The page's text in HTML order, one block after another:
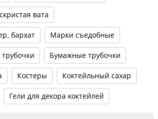
вата
бархат Марки съедобные
Бумажные трубочки
Костеры Коктейльный сахар
Гели для декора коктейлей